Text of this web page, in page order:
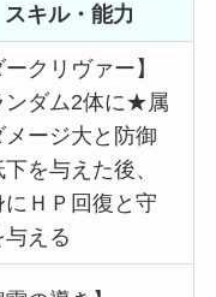
スキル・能力
ークリヴァー】
ンダム2体に★属
メージ大と防御
を与えた後、
にＨＰ回復と守
与える